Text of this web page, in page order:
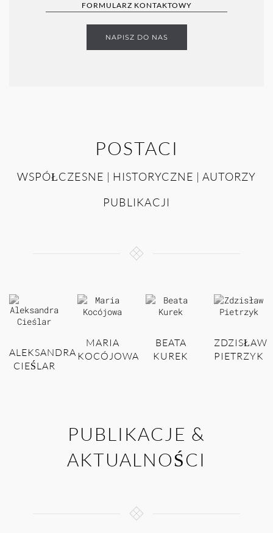
FORMULARZ KONTAKTOWY
NAPISZ DO NAS
POSTACI
WSPÓŁCZESNE | HISTORYCZNE | AUTORZY
PUBLIKACJI
ALEKSANDRA
CIEŚLAR
MARIA
KOCÓJOWA
BEATA
KUREK
ZDZISŁAW
PIETRZYK
PUBLIKACJE &
AKTUALNOŚCI